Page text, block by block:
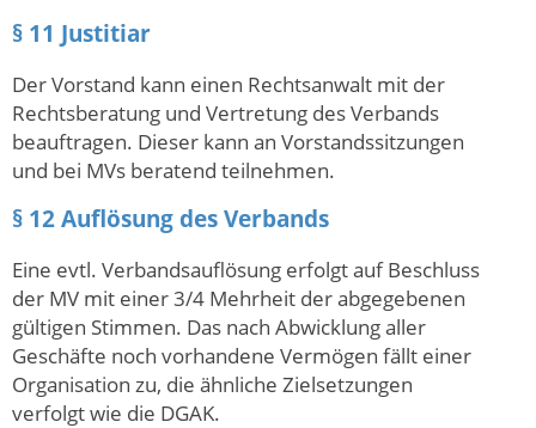
§ 11 Justitiar
Der Vorstand kann einen Rechtsanwalt mit der
Rechtsberatung und Vertretung des Verbands
beauftragen. Dieser kann an Vorstandssitzungen
und bei MVs beratend teilnehmen.
§ 12 Auflösung des Verbands
Eine evtl. Verbandsauflösung erfolgt auf Beschluss
der MV mit einer 3/4 Mehrheit der abgegebenen
gültigen Stimmen. Das nach Abwicklung aller
Geschäfte noch vorhandene Vermögen fällt einer
Organisation zu, die ähnliche Zielsetzungen
verfolgt wie die DGAK.